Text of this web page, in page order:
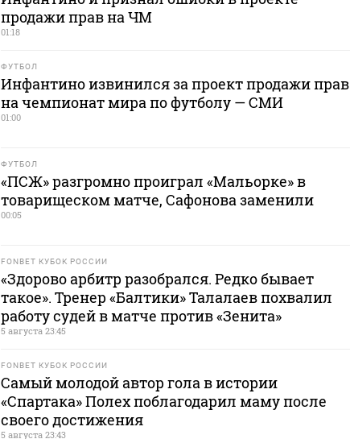
продажи прав на ЧМ
01:18
ФУТБОЛ
Инфантино извинился за проект продажи прав
на чемпионат мира по футболу — СМИ
01:00
ФУТБОЛ
«ПСЖ» разгромно проиграл «Мальорке» в
товарищеском матче, Сафонова заменили
00:05
FONBET КУБОК РОССИИ
«Здорово арбитр разобрался. Редко бывает
такое». Тренер «Балтики» Талалаев похвалил
работу судей в матче против «Зенита»
5 августа 23:45
FONBET КУБОК РОССИИ
Самый молодой автор гола в истории
«Спартака» Полех поблагодарил маму после
своего достижения
5 августа 23:43